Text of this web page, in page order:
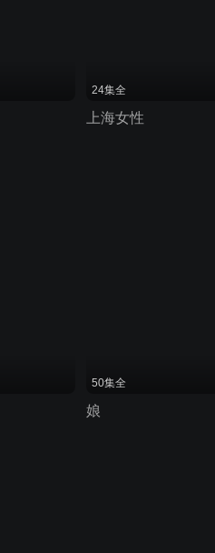
24集全
上海女性
50集全
娘